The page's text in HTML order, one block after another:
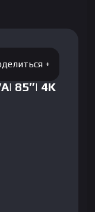
85″| 4K